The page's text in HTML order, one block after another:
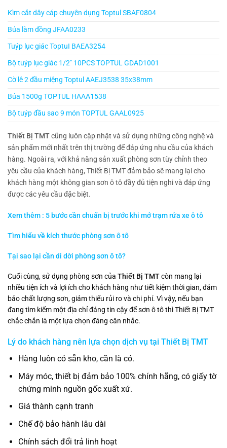
Kìm cắt dây cáp chuyên dụng Toptul SBAF0804
Búa làm đồng JFAA0233
Tuýp lục giác ToptuI BAEA3254
Bộ tuýp lục giác 1/2″ 10PCS TOPTUL GDAD1001
Cờ lê 2 đầu miệng Toptul AAEJ3538 35x38mm
Búa 1500g TOPTUL HAAA1538
Bộ tuýp đầu sao 9 món TOPTUL GAAL0925
Thiết Bị TMTcũng luôn cập nhật và sử dụng những công nghệ và
sản phẩm mới nhất trên thị trường để đáp ứng nhu cầu của khách
hàng. Ngoài ra, với khả năng sản xuất phòng sơn tùy chỉnh theo
yêu cầu của khách hàng, Thiết Bị TMT đảm bảo sẽ mang lại cho
khách hàng một không gian sơn ô tô đầy đủ tiện nghi và đáp ứng
được các yêu cầu đặc biệt.
Xem thêm : 5 bước cần chuẩn bị trước khi mở trạm rửa xe ô tô
Tìm hiểu về kích thước phòng sơn ô tô
Tại sao lại cần di dời phòng sơn ô tô?
Cuối cùng, sử dụng phòng sơn của Thiết Bị TMTcòn mang lại
nhiều tiện ích và lợi ích cho khách hàng như tiết kiệm thời gian, đảm
bảo chất lượng sơn, giảm thiểu rủi ro và chi phí. Vì vậy, nếu bạn
đang tìm kiếm một địa chỉ đáng tin cậy để sơn ô tô thì Thiết Bị TMT
chắc chắn là một lựa chọn đáng cân nhắc.
Lý do khách hàng nên lựa chọn dịch vụ tại Thiết Bị TMT
Hàng luôn có sẵn kho, cần là có.
Máy móc, thiết bị đảm bảo 100% chính hãng, có giấy tờ
chứng minh nguồn gốc xuất xứ.
Giá thành cạnh tranh
Chế độ bảo hành lâu dài
Chính sách đổi trả linh hoạt